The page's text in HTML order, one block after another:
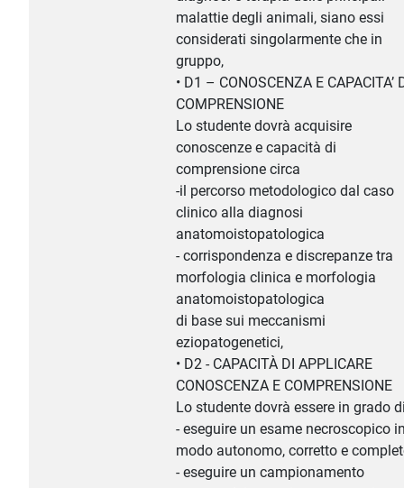
malattie degli animali, siano essi
considerati singolarmente che in
gruppo,
• D1 – CONOSCENZA E CAPACITA’
COMPRENSIONE
Lo studente dovrà acquisire
conoscenze e capacità di
comprensione circa
-il percorso metodologico dal caso
clinico alla diagnosi
anatomoistopatologica
- corrispondenza e discrepanze tra
morfologia clinica e morfologia
anatomoistopatologica
di base sui meccanismi
eziopatogenetici,
• D2 - CAPACITÀ DI APPLICARE
CONOSCENZA E COMPRENSIONE
Lo studente dovrà essere in grado
- eseguire un esame necroscopico
modo autonomo, corretto e
- eseguire un campionamento